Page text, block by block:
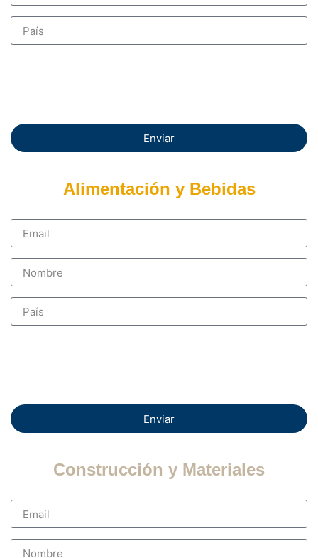
Enviar
Alimentación y Bebidas
Enviar
Construcción y Materiales